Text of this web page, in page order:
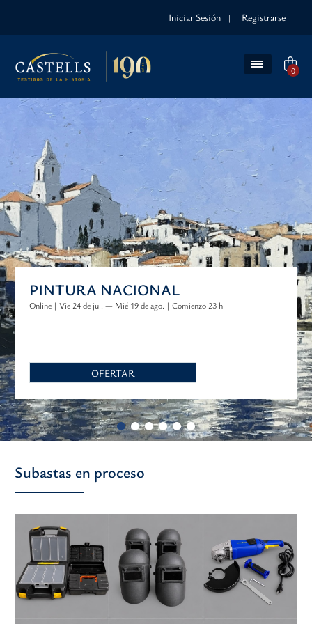
Iniciar Sesión | Registrarse
0
PINTURA NACIONAL
Online | Vie 24 de jul. — Mié 19 de ago. | Comienzo 23 h
OFERTAR
Subastas en proceso